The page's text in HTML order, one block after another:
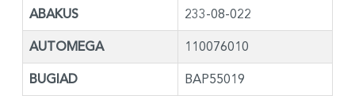
ABAKUS 233-08-022
AUTOMEGA 110076010
BUGIAD BAP55019